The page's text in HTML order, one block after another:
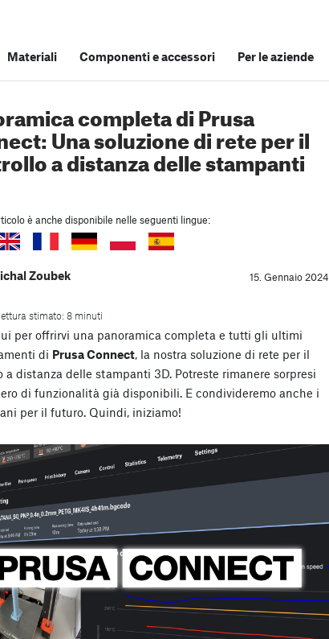
Materiali Componenti e accessori Per le aziende
completa di Prusa
Una soluzione di rete per il
a distanza delle stampanti
è anche disponibile nelle seguenti lingue:
Zoubek 15. Gennaio 2024
stimato: 8 minuti
per offrirvi una panoramica completa e tutti gli ultimi
di Prusa Connect, la nostra soluzione di rete per il
a distanza delle stampanti 3D. Potreste rimanere sorpresi
di funzionalità già disponibili. E condivideremo anche i
per il futuro. Quindi, iniziamo!